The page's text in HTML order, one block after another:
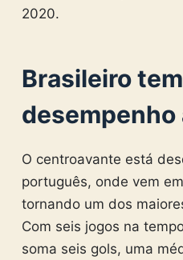
2020.
Brasileiro tem
desempenho
O centroavante está
português, onde vem
tornando um dos
Com seis jogos na
soma seis gols, uma